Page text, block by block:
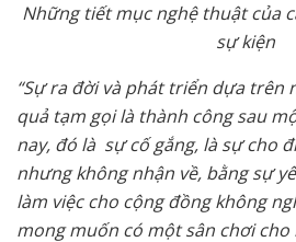
Những tiết mục nghệ thuật của
sự kiện
“Sự ra đời và phát triển dựa trên
quả tạm gọi là thành công sau
nay, đó là sự cố gắng, là sự cho
nhưng không nhận về, bằng sự
làm việc cho cộng đồng không
mong muốn có một sân chơi